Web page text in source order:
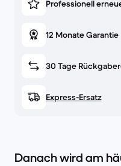
Professionell
12 Monate Garantie
30 Tage
Express-Ersatz
Danach wird am